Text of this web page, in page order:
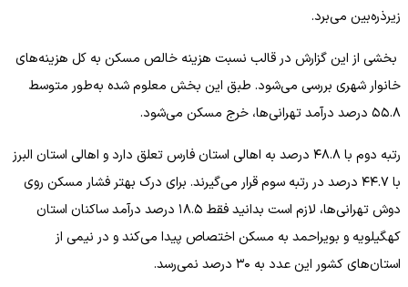
زیرذره‌بین می‌برد.
بخشی از این گزارش در قالب نسبت هزینه خالص مسکن به کل هزینه‌های
خانوار شهری بررسی می‌شود. طبق این بخش معلوم شده به‌طور متوسط
۵۵.۸ درصد درآمد تهرانی‌ها، خرج مسکن می‌شود.
رتبه دوم با ۴۸.۸ درصد به اهالی استان فارس تعلق دارد و اهالی استان البرز
با ۴۴.۷ درصد در رتبه سوم قرار می‌گیرند. برای درک بهتر فشار مسکن روی
دوش تهرانی‌ها، لازم است بدانید فقط ۱۸.۵ درصد درآمد ساکنان استان
کهگیلویه و بویراحمد به مسکن اختصاص پیدا می‌کند و در نیمی از
استان‌های کشور این عدد به ۳۰ درصد نمی‌رسد.